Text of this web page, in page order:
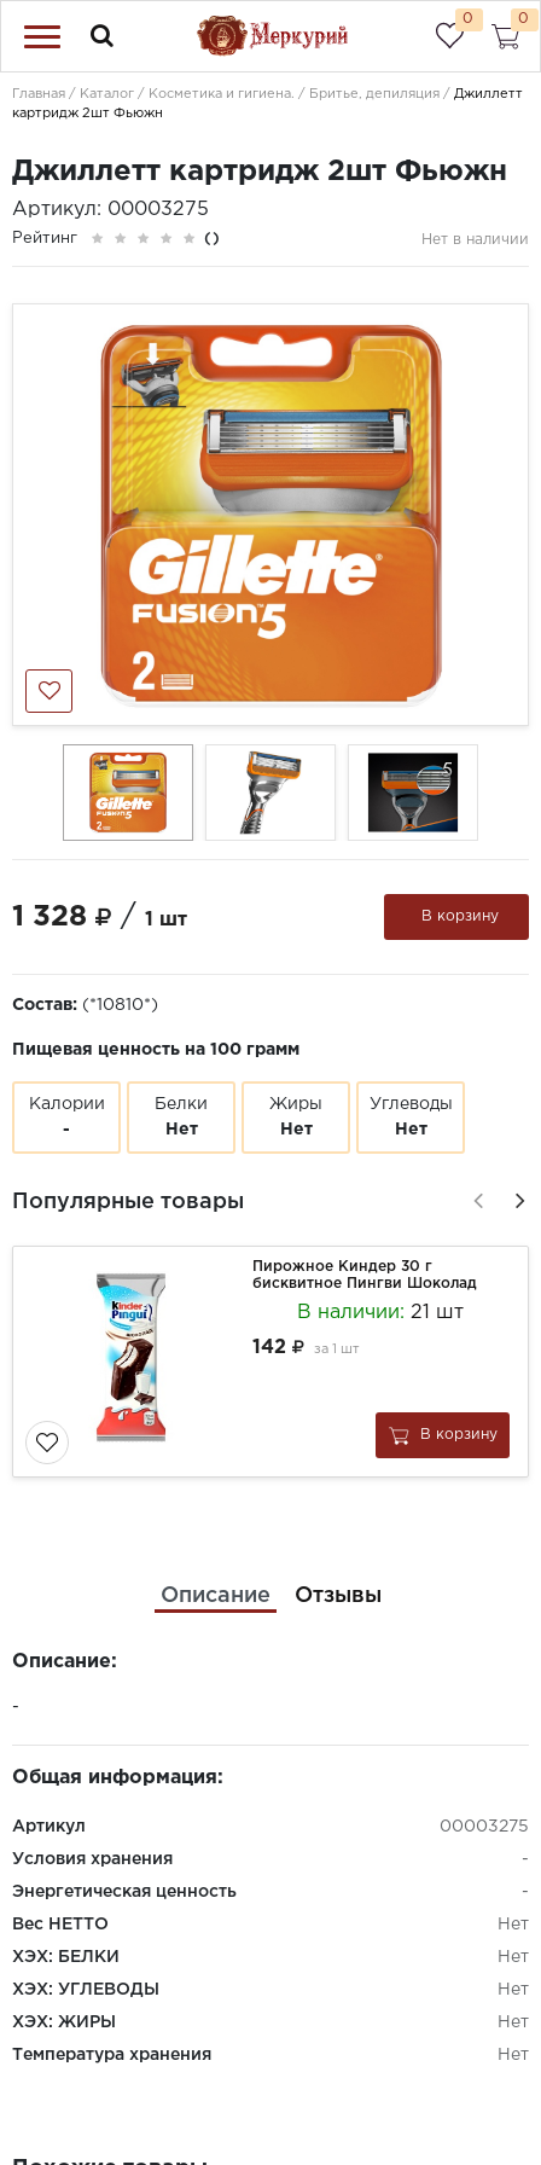
0 0
Главная Каталог Косметика и гигиена. Бритье, депиляция
Джиллетт
картридж 2шт Фьюжн
Джиллетт картридж 2шт Фьюжн
Артикул: 00003275
Рейтинг () Нет в наличии
1 328 / 1 шт В корзину
Состав: (*10810*)
Пищевая ценность на 100 грамм
Калории
-
Белки
Нет
Жиры
Нет
Углеводы
Нет
Популярные товары
Пирожное Киндер 30 г
бисквитное Пингви Шоколад
В наличии:21 шт
142
за 1 шт
В корзину
Описание Отзывы
Описание:
-
Общая информация:
Артикул 00003275
Условия хранения -
Энергетическая ценность -
Вес НЕТТО Нет
ХЭХ: БЕЛКИ Нет
ХЭХ: УГЛЕВОДЫ Нет
ХЭХ: ЖИРЫ Нет
Температура хранения Нет